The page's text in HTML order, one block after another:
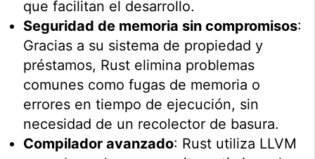
que facilitan el desarrollo.
Seguridad de memoria sin compromisos:
Gracias a su sistema de propiedad y
préstamos, Rust elimina problemas
comunes como fugas de memoria o
errores en tiempo de ejecución, sin
necesidad de un recolector de basura.
Compilador avanzado: Rust utiliza LLVM